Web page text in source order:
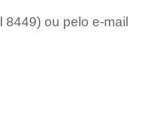
ou pelo e-mail